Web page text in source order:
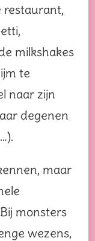
restaurant,
milkshakes
te
naar zijn
degenen
maar
monsters
wezens,